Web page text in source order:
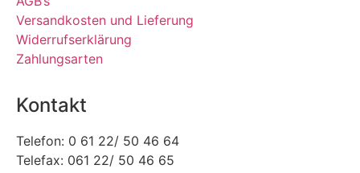
Versandkosten und Lieferung
Widerrufserklärung
Zahlungsarten
Kontakt
Telefon: 0 61 22/ 50 46 64
Telefax: 061 22/ 50 46 65